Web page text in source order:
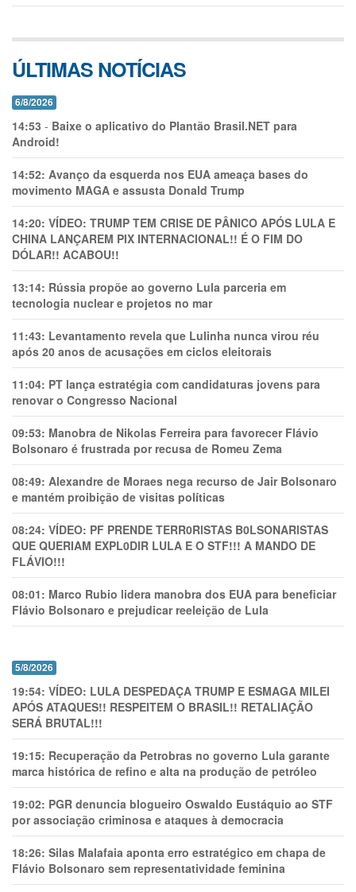
ÚLTIMAS NOTÍCIAS
6/8/2026
14:53 - Baixe o aplicativo do Plantão Brasil.NET para
Android!
14:52: Avanço da esquerda nos EUA ameaça bases do
movimento MAGA e assusta Donald Trump
14:20: VÍDEO: TRUMP TEM CRlSE DE PÂNlCO APÓS LULA E
CHINA LANÇAREM PIX INTERNACIONAL!! É O FIM DO
DÓLAR!! ACABOU!!
13:14: Rússia propõe ao governo Lula parceria em
tecnologia nuclear e projetos no mar
11:43: Levantamento revela que Lulinha nunca virou réu
após 20 anos de acusações em ciclos eleitorais
11:04: PT lança estratégia com candidaturas jovens para
renovar o Congresso Nacional
09:53: Manobra de Nikolas Ferreira para favorecer Flávio
Bolsonaro é frustrada por recusa de Romeu Zema
08:49: Alexandre de Moraes nega recurso de Jair Bolsonaro
e mantém proibição de visitas políticas
08:24: VÍDEO: PF PRENDE TERR0RlSTAS B0LSONARlSTAS
QUE QUERIAM EXPL0DlR LULA E O STF!!! A MANDO DE
FLÁVIO!!!
08:01: Marco Rubio lidera manobra dos EUA para beneficiar
Flávio Bolsonaro e prejudicar reeleição de Lula
5/8/2026
19:54: VÍDEO: LULA DESPEDAÇA TRUMP E ESMAGA MILEI
APÓS ATAQUES!! RESPEITEM O BRASIL!! RETALIAÇÃO
SERÁ BRUTAL!!!
19:15: Recuperação da Petrobras no governo Lula garante
marca histórica de refino e alta na produção de petróleo
19:02: PGR denuncia blogueiro Oswaldo Eustáquio ao STF
por associação criminosa e ataques à democracia
18:26: Silas Malafaia aponta erro estratégico em chapa de
Flávio Bolsonaro sem representatividade feminina